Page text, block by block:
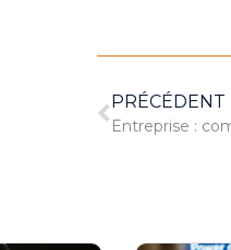
PRÉCÉDENT
Entreprise :